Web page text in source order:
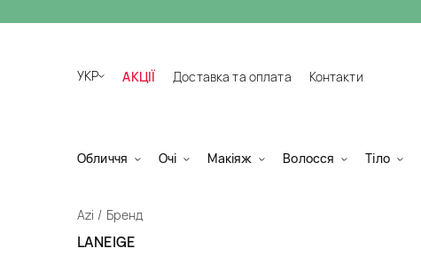
УКР АКЦІЇ Доставка та оплата Контакти
Обличчя Очі Макіяж Волосся Тіло
Azi Бренд
LANEIGE